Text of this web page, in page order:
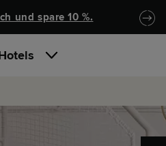
und spare 10 %.